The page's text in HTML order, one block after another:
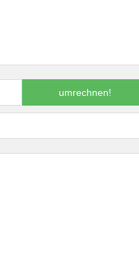
umrechnen!